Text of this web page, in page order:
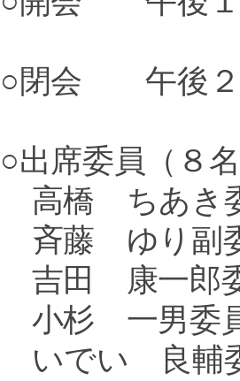
○閉会 午後２
○出席委員（８名
高橋 ちあき
斉藤 ゆり副
吉田 康一郎
小杉 一男委
いでい 良輔